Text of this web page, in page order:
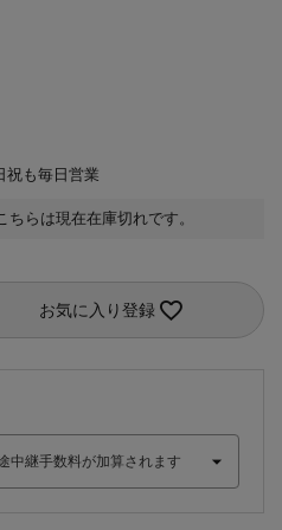
も毎日営業
らは現在在庫切れです。
お気に入り登録